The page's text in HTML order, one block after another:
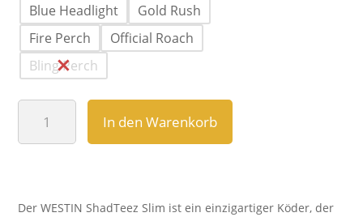
Blue Headlight
Gold Rush
Fire Perch
Official Roach
Bling Perch
ShadTeez
Slim
Menge
In den Warenkorb
Der WESTIN ShadTeez Slim ist ein einzigartiger Köder, der